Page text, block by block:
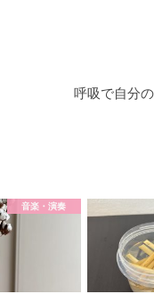
呼吸で自分
音楽・演奏